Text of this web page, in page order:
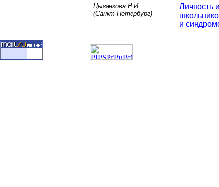
Цыганкова Н.И.
(Санкт-Петербург)
Личность
и